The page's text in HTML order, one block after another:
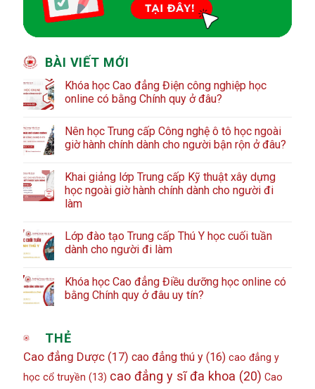
BÀI VIẾT MỚI
Khóa học Cao đẳng Điện công nghiệp học
online có bằng Chính quy ở đâu?
Nên học Trung cấp Công nghệ ô tô học ngoài
giờ hành chính dành cho người bận rộn ở đâu?
Khai giảng lớp Trung cấp Kỹ thuật xây dựng
học ngoài giờ hành chính dành cho người đi
làm
Lớp đào tạo Trung cấp Thú Y học cuối tuần
dành cho người đi làm
Khóa học Cao đẳng Điều dưỡng học online có
bằng Chính quy ở đâu uy tín?
THẺ
Cao đẳng Dược(17) cao đẳng thú y(16) cao đẳng y
học cổ truyền (13) cao đẳng y sĩ đa khoa (20) Cao